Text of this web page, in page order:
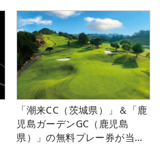
「潮来CC（茨城県）」＆「鹿
児島ガーデンGC（鹿児島
県）」の無料プレー券が当た